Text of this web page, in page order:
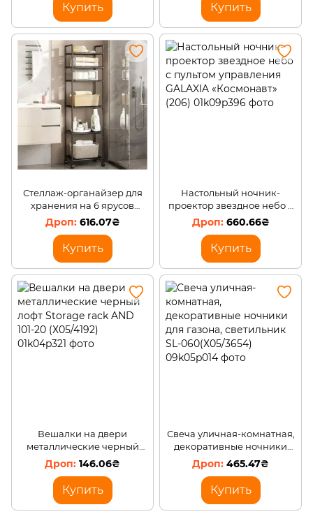
Купить Купить
Стеллаж-органайзер для
хранения на 6 ярусов
передвижной YH9909-6
170х32х42 см(X40/33511)
616.07₴
Купить
Настольный ночник-
проектор звездное небо с
пультом управления
GALAXIA «Космонавт» (206)
660.66₴
Купить
Вешалки на двери
металлические черный
лофт Storage rack AND 101-
20 (Х05/4192)
146.06₴
Купить
Свеча уличная-комнатная,
декоративные ночники
для газона, светильник SL-
060(Х05/3654)
465.47₴
Купить